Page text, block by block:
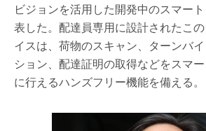
ビジョンを活用した開発中のスマー
表した。配達員専用に設計されたこ
イスは、荷物のスキャン、ターンバ
ション、配達証明の取得などをスマ
に行えるハンズフリー機能を備える。